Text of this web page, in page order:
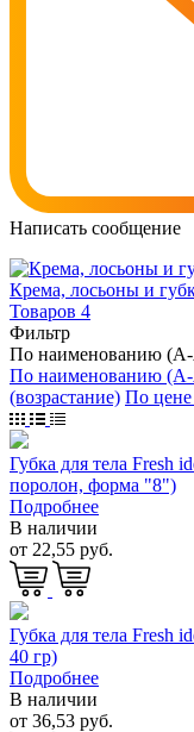
Написать сообщение
Крема, лосьоны и
Товаров 4
Фильтр
По наименованию
По наименованию
(возрастание) По
Губка для тела
поролон, форма "8")
Подробнее
В наличии
от 22,55 руб.
Губка для тела
40 гр)
Подробнее
В наличии
от 36,53 руб.